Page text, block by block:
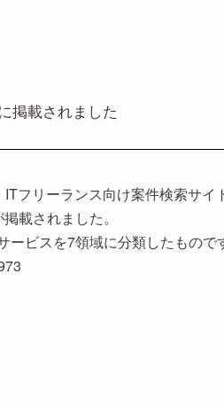
掲載されました
フリーランス向け案件検索サ
載されました。
ビスを7領域に分類したもので